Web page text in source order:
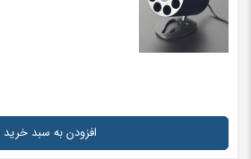
افزودن به سبد خرید